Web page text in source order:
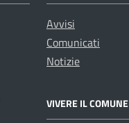
Avvisi
Comunicati
Notizie
VIVERE IL COMUNE